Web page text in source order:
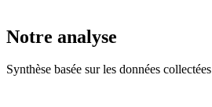
Notre analyse
Synthèse basée sur les données collectées